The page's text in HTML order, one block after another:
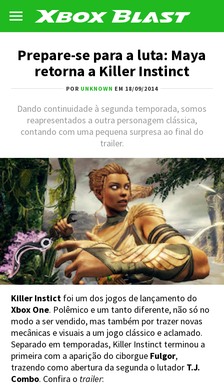
Prepare-se para a luta: Maya
retorna a Killer Instinct
POR UNKNOWN EM 18/09/2014
Dando continuidade à segunda temporada, somos
reapresentados a outra personagem clássica,
contando com uma pequena surpresa ao final do
trailer.
Killer Instict foi um dos jogos de lançamento do
Xbox One. Polêmico e um tanto diferente, não só no
modo a ser vendido, mas também por trazer novas
mecânicas e visuais a um jogo clássico e aclamado.
Separado em temporadas, Killer Instinct terminou a
primeira com a aparição do ciborgue Fulgor,
trazendo como abertura da segunda o lutador T.J.
Combo. Confira o trailer: